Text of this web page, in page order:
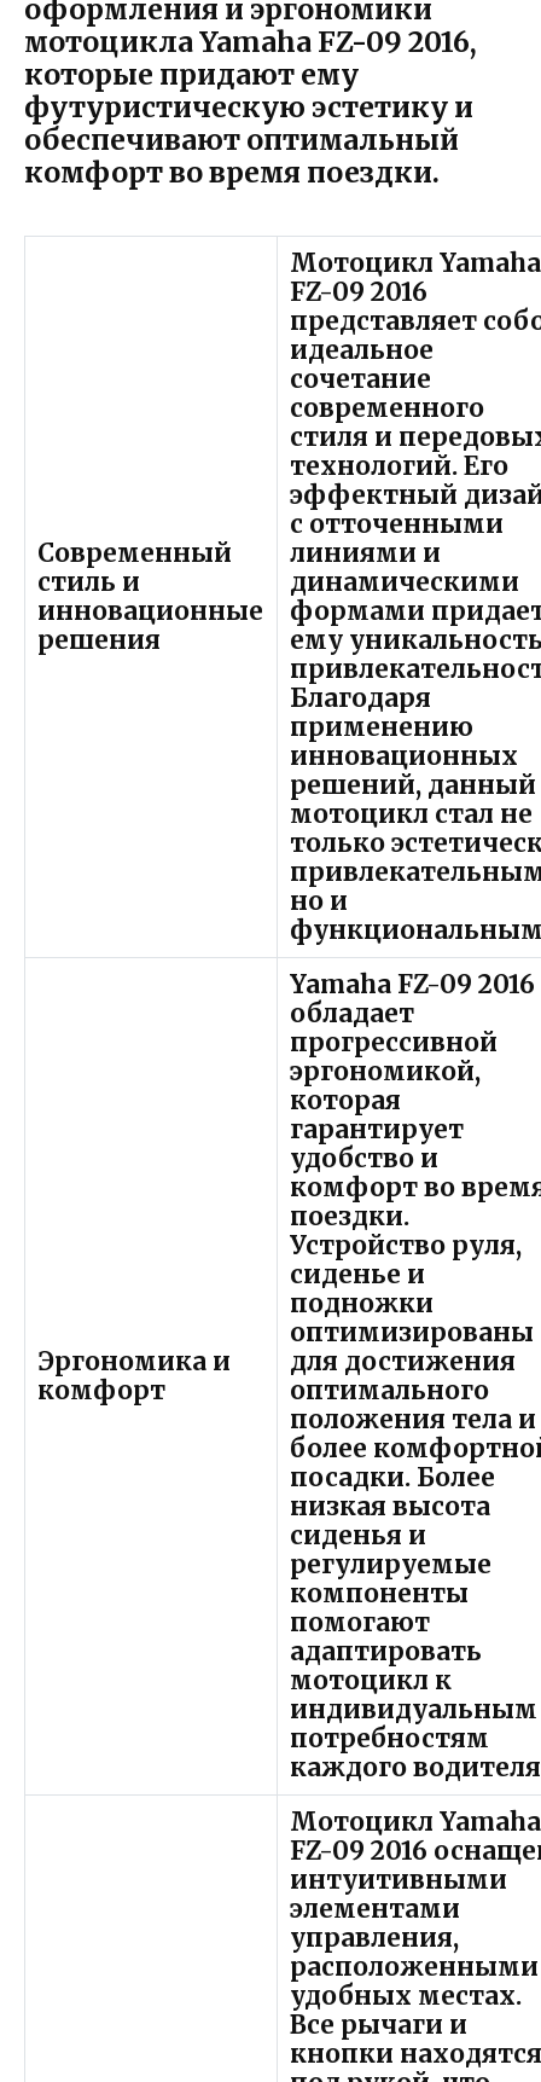
оформления и эргономики
мотоцикла Yamaha FZ-09 2016,
которые придают ему
футуристическую эстетику и
обеспечивают оптимальный
комфорт во время поездки.
Современный
стиль и
инновационные
решения
Мотоцикл Yamaha
FZ-09 2016
представляет
идеальное
сочетание
современного
стиля и
технологий. Его
эффектный
с отточенными
линиями и
динамическими
формами
ему
Благодаря
применению
инновационных
решений, данный
мотоцикл стал не
только
но и
Эргономика и
комфорт
Yamaha FZ-09 2016
обладает
прогрессивной
эргономикой,
которая
гарантирует
удобство и
комфорт во
поездки.
Устройство руля,
сиденье и
подножки
оптимизированы
для достижения
оптимального
положения тела и
более
посадки. Более
низкая высота
сиденья и
регулируемые
компоненты
помогают
адаптировать
мотоцикл к
индивидуальным
потребностям
каждого
Мотоцикл Yamaha
FZ-09 2016
интуитивными
элементами
управления,
расположенными
удобных местах.
Все рычаги и
кнопки